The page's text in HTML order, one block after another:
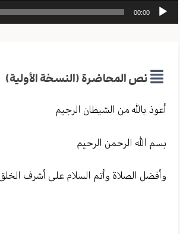
مشغل
00:00
نص المحاضرة (النسخة الأولية)
أعوذ بالله من الشیطان الرجیم
بسم الله الرحمن الرحیم
وأفضل الصلاة وأتم السلام علی أشرف